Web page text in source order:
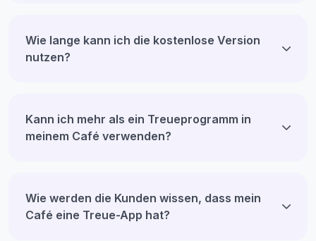
Wie lange kann ich die kostenlose Version
nutzen?
Kann ich mehr als ein Treueprogramm in
meinem Café verwenden?
Wie werden die Kunden wissen, dass mein
Café eine Treue-App hat?